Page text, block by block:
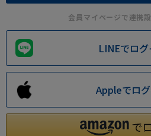
会員マイページで連携
LINEでロ
Appleでロ